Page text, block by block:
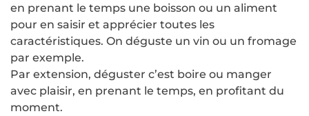
en prenant le temps une boisson ou un aliment
pour en saisir et apprécier toutes les
caractéristiques. On déguste un vin ou un fromage
par exemple.
Par extension, déguster c’est boire ou manger
avec plaisir, en prenant le temps, en profitant du
moment.